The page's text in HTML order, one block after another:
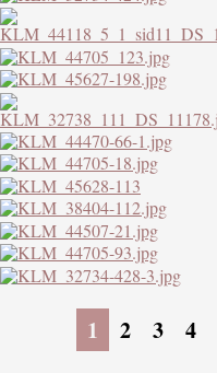
1 2 3 4